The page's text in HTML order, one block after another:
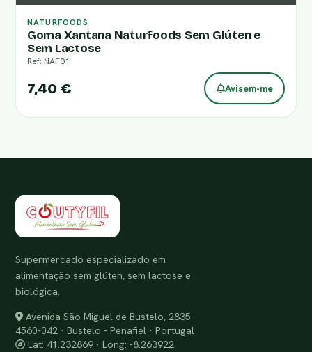
NATURFOODS
Goma Xantana Naturfoods Sem Glúten e
Sem Lactose
Ref: NAF01
7,40 € Avisem-me
Supermercado especializado em
alimentação sem glúten, sem lactose e
biológica.
Avenida São Miguel de Bustelo, 2835
4560-042 · Bustelo - Penafiel · Portugal
Lat: 41.232869 · Long: -8.263922